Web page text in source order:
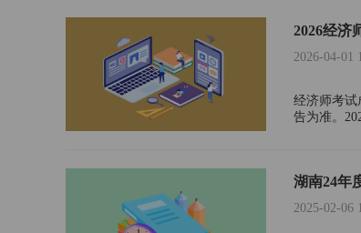
2026经济
2026-04-01
经济师考试
告为准。
湖南24年
2025-02-06